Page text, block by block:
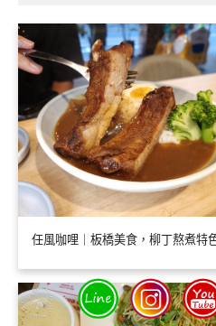
任風咖哩｜板橋美食，柳丁熬煮特